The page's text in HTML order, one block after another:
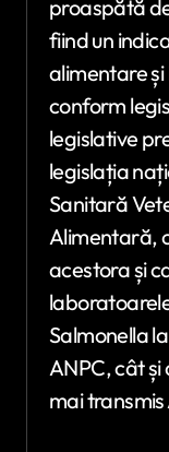
proaspătă
fiind un
alimentare
conform
legislative
legislația
Sanitară
Alimentară,
acestora și
Salmonella
ANPC, cât
mai transmis